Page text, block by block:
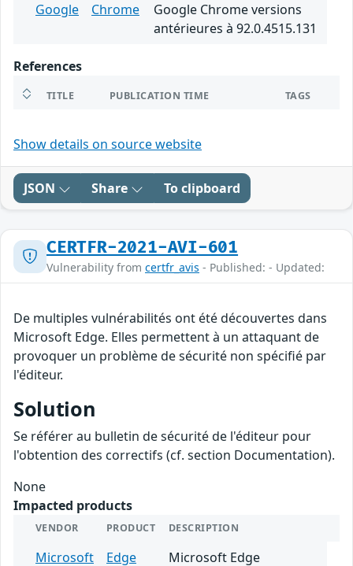
Google Chrome
Google Chrome versions
antérieures à 92.0.4515.131
References
TITLE PUBLICATION TIME TAGS
Show details on source website
JSON Share To clipboard
CERTFR-2021-AVI-601
Vulnerability from certfr_avis - Published: - Updated:
De multiples vulnérabilités ont été découvertes dans
Microsoft Edge. Elles permettent à un attaquant de
provoquer un problème de sécurité non spécifié par
l'éditeur.
Solution
Se référer au bulletin de sécurité de l'éditeur pour
l'obtention des correctifs (cf. section Documentation).
None
Impacted products
VENDOR PRODUCT DESCRIPTION
Microsoft Edge Microsoft Edge